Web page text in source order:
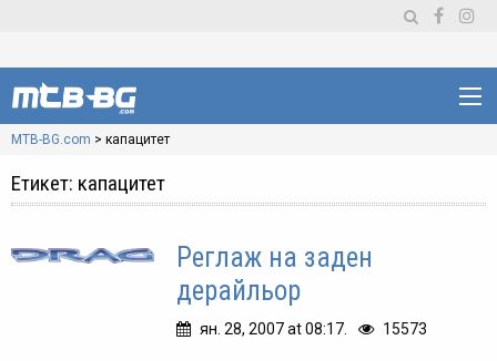
MTB-BG.com > капацитет
Етикет: капацитет
Реглаж на заден
дерайльор
ян. 28, 2007 at 08:17. 15573